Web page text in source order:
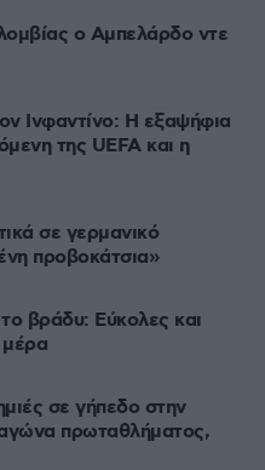
ο Αμπελάρδο ντε
Ινφαντίνο: Η εξαψήφια
της UEFA και η
σε γερμανικό
προβοκάτσια»
βράδυ: Εύκολες και
μέρα
σε γήπεδο στην
πρωταθλήματος,